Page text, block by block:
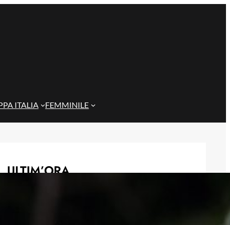
ITALIA FEMMINILE
ULTIM’ORA